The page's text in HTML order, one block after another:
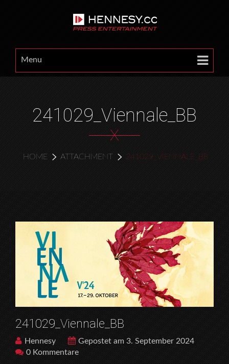
Menu
241029_Viennale_BB
X
HOME ATTACHMENT 241029_VIENNALE_BB
241029_Viennale_BB
Hennesy
Gepostet am 3. September 2024
0 Kommentare